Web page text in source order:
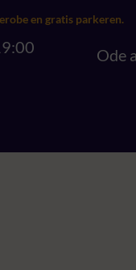
en gratis parkeren.
Ode